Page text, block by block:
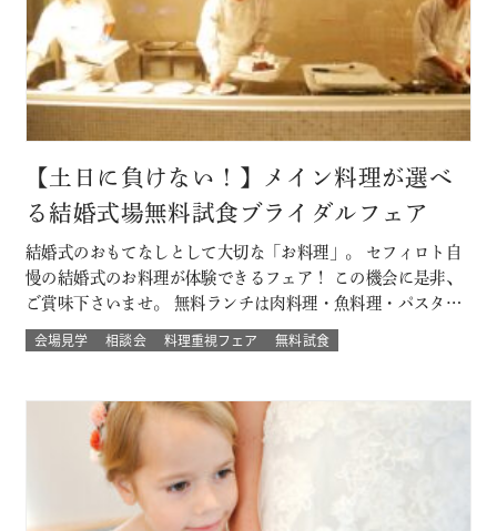
【土日に負けない！】メイン料理が選べ
る結婚式場無料試食ブライダルフェア
結婚式のおもてなしとして大切な「お料理」。 セフィロト自
慢の結婚式のお料理が体験できるフェア！ この機会に是非、
ご賞味下さいませ。 無料ランチは肉料理・魚料理・パスタか
らお選び頂けます。 平日開催なので土日とは違ってゆっくり
人気の結婚式演出体験や結婚式場の待合室などの付帯設備も
ったお料理」。 ぜひ一度試…
会場見学 相談会 料理重視フェア 無料試食